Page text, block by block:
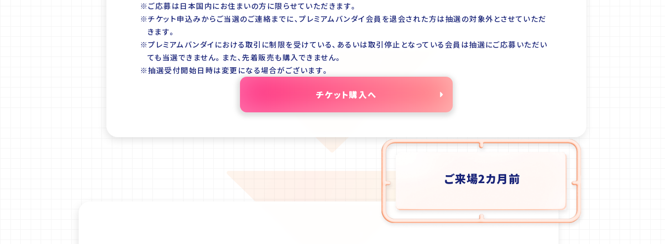
※ご応募は日本国内にお住まいの方に限らせていただきます。
※チケット申込みからご当選のご連絡までに、プレミアムバンダイ会員を退会された方は抽選の対象外とさせていただ
きます。
※プレミアムバンダイにおける取引に制限を受けている、あるいは取引停止となっている会員は抽選にご応募いただい
ても当選できません。また、先着販売も購入できません。
※抽選受付開始日時は変更になる場合がございます。
チケット購入へ
ご来場2カ月前